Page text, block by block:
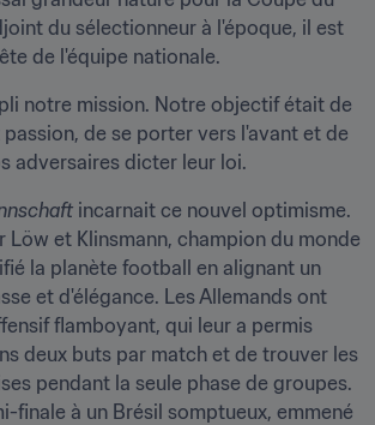
du sélectionneur à l'époque, il est
de l'équipe nationale.
notre mission. Notre objectif était de
de se porter vers l'avant et de
adversaires dicter leur loi.
incarnait ce nouvel optimisme.
Löw et Klinsmann, champion du monde
la planète football en alignant un
et d'élégance. Les Allemands ont
flamboyant, qui leur a permis
deux buts par match et de trouver les
pendant la seule phase de groupes.
finale à un Brésil somptueux, emmené